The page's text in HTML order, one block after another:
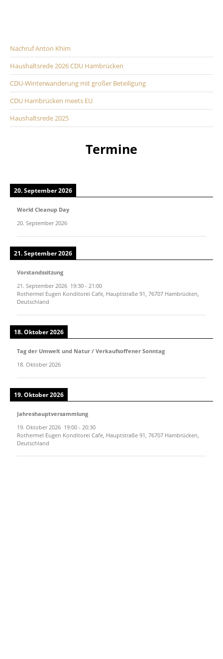
Nachruf Anton Khim
Haushaltsrede 2026 CDU Hambrücken
CDU-Winterwanderung mit großer Beteiligung
CDU Hambrücken meets EU
Haushaltsrede 2025
Termine
20. September 2026
World Cleanup Day
20. September 2026
21. September 2026
Vorstandssitzung
21. September 2026 19:30 - 21:00
Rothermel Eugen Konditorei Cafe, Hauptstraße 91, 76707 Hambrücken,
Deutschland
18. Oktober 2026
Tag der Umwelt und Natur / Verkaufsoffener Sonntag
18. Oktober 2026
19. Oktober 2026
Jahreshauptversammlung
19. Oktober 2026 19:00 - 20:30
Rothermel Eugen Konditorei Cafe, Hauptstraße 91, 76707 Hambrücken,
Deutschland